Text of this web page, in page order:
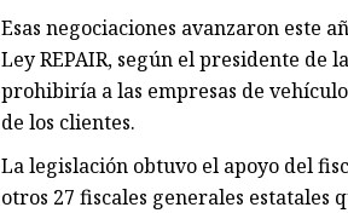
Esas negociaciones avanzaron este
Ley REPAIR, según el presidente
prohibiría a las empresas de
de los clientes.
La legislación obtuvo el apoyo del
otros 27 fiscales generales estatales